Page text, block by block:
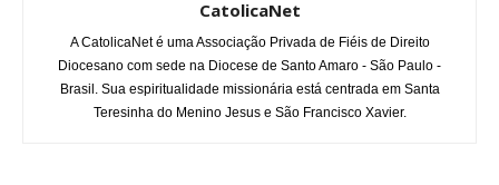
CatolicaNet
A CatolicaNet é uma Associação Privada de Fiéis de Direito
Diocesano com sede na Diocese de Santo Amaro - São Paulo -
Brasil. Sua espiritualidade missionária está centrada em Santa
Teresinha do Menino Jesus e São Francisco Xavier.